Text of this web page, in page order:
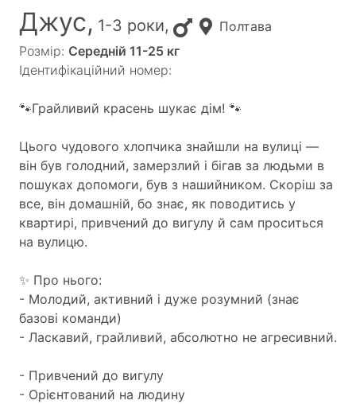
Джус, 1-3 роки,
Полтава
Розмір: Середній 11-25 кг
Ідентифікаційний номер:
🐾Грайливий красень шукає дім! 🐾
Цього чудового хлопчика знайшли на вулиці —
він був голодний, замерзлий і бігав за людьми в
пошуках допомоги, був з нашийником. Скоріш за
все, він домашній, бо знає, як поводитись у
квартирі, привчений до вигулу й сам проситься
на вулицю.
✨ Про нього:
- Молодий, активний і дуже розумний (знає
базові команди)
- Ласкавий, грайливий, абсолютно не агресивний.
- Привчений до вигулу
- Орієнтований на людину